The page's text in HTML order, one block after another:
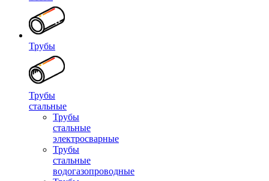
Трубы
Трубы
стальные
Трубы
стальные
электросварные
Трубы
стальные
водогазопроводные